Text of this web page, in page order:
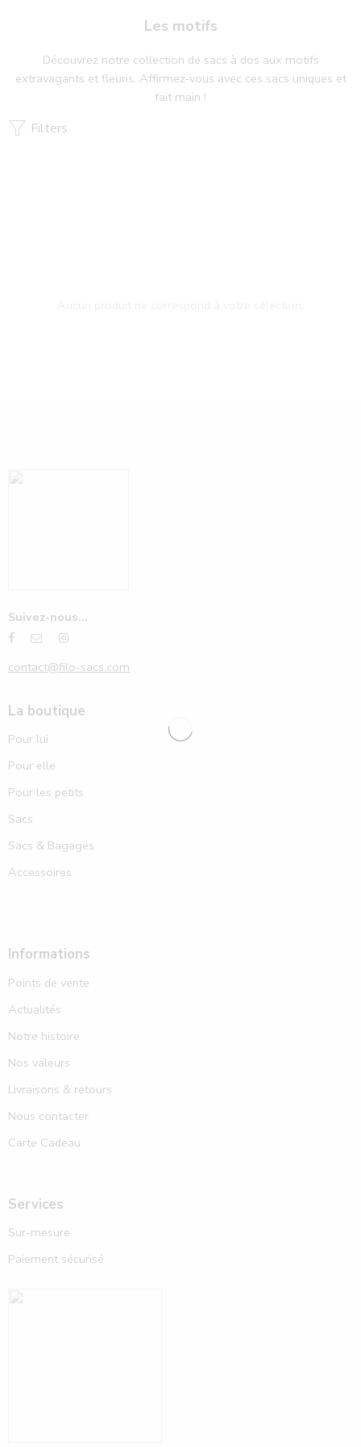
Les motifs
Découvrez notre collection de sacs à dos aux motifs
extravagants et fleuris. Affirmez-vous avec ces sacs uniques et
fait main !
Filters
Suivez-nous...
contact@filo-sacs.com
La boutique
Pour lui
Pour elle
Pour les petits
Sacs
Sacs & Bagages
Accessoires
Informations
Points de vente
Actualités
Notre histoire
Nos valeurs
Livraisons & retours
Nous contacter
Carte Cadeau
Services
Sur-mesure
Paiement sécurisé